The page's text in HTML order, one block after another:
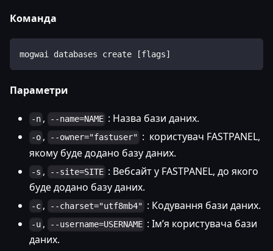
Команда
mogwai databases create [flags]
Параметри
-n , --name=NAME : Назва бази даних.
-o , --owner="fastuser" : користувач FASTPANEL,
якому буде додано базу даних.
-s , --site=SITE : Вебсайт у FASTPANEL, до якого
буде додано базу даних.
-c , --charset="utf8mb4" : Кодування бази даних.
-u , --username=USERNAME : Ім’я користувача бази
даних.